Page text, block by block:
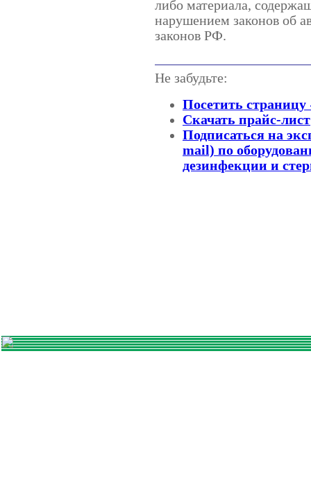
либо материала,
нарушением законов об
законов РФ.
Не забудьте:
Посетить страницу
Скачать прайс-лист
Подписаться на
mail) по
дезинфекции и